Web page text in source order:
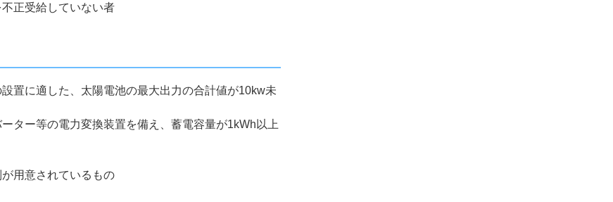
正受給していない者
置に適した、太陽電池の最大出力の合計値が10kw未
ター等の電力変換装置を備え、蓄電容量が1kWh以上
用意されているもの